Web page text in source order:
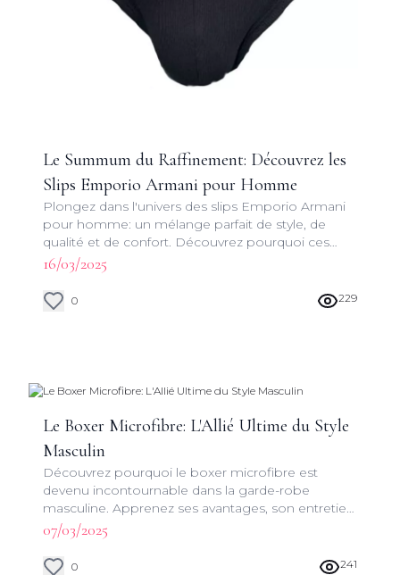
Le Summum du Raffinement: Découvrez les
Slips Emporio Armani pour Homme
Plongez dans l'univers des slips Emporio Armani
pour homme: un mélange parfait de style, de
qualité et de confort. Découvrez pourquoi ces
sous-vêtements sont devenus incontournables
pour les hommes exigeants.
16/03/2025
0 229
Le Boxer Microfibre: L'Allié Ultime du Style
Masculin
Découvrez pourquoi le boxer microfibre est
devenu incontournable dans la garde-robe
masculine. Apprenez ses avantages, son entretien
et comment le choisir pour un look impeccable.
07/03/2025
0 241